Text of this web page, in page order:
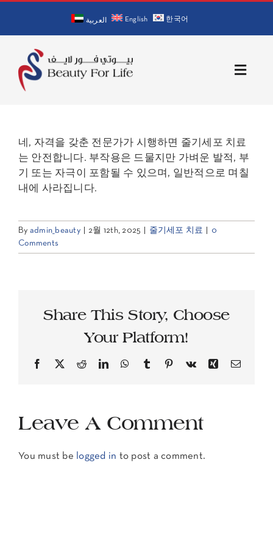
content
العربية English 한국어
Toggle
회사 소개
의사 소개
서비스
네, 자격을 갖춘 전문가가 시행하면 줄기세포 치료
는 안전합니다. 부작용은 드물지만 가벼운 발적, 부
기 또는 자극이 포함될 수 있으며, 일반적으로 며칠
내에 사라집니다.
By admin_beauty 2월 12th, 2025 줄기세포 치료
0
Comments
Share This Story, Choose
Your Platform!
Facebook
X RedditLinkedInWhatsApp
Tumblr Pinterest
Vk Xing Email
Leave A Comment
You must be logged in to post a comment.